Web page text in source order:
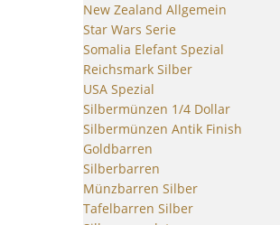
New Zealand Allgemein
Star Wars Serie
Somalia Elefant Spezial
Reichsmark Silber
USA Spezial
Silbermünzen 1/4 Dollar
Silbermünzen Antik Finish
Goldbarren
Silberbarren
Münzbarren Silber
Tafelbarren Silber